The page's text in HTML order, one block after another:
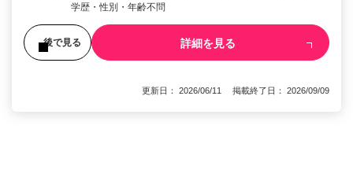
学歴・性別・年齢不問
後で見る 詳細を見る
更新日： 2026/06/11 掲載終了日： 2026/09/09